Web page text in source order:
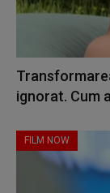
ignorat. Cum
FILM NOW